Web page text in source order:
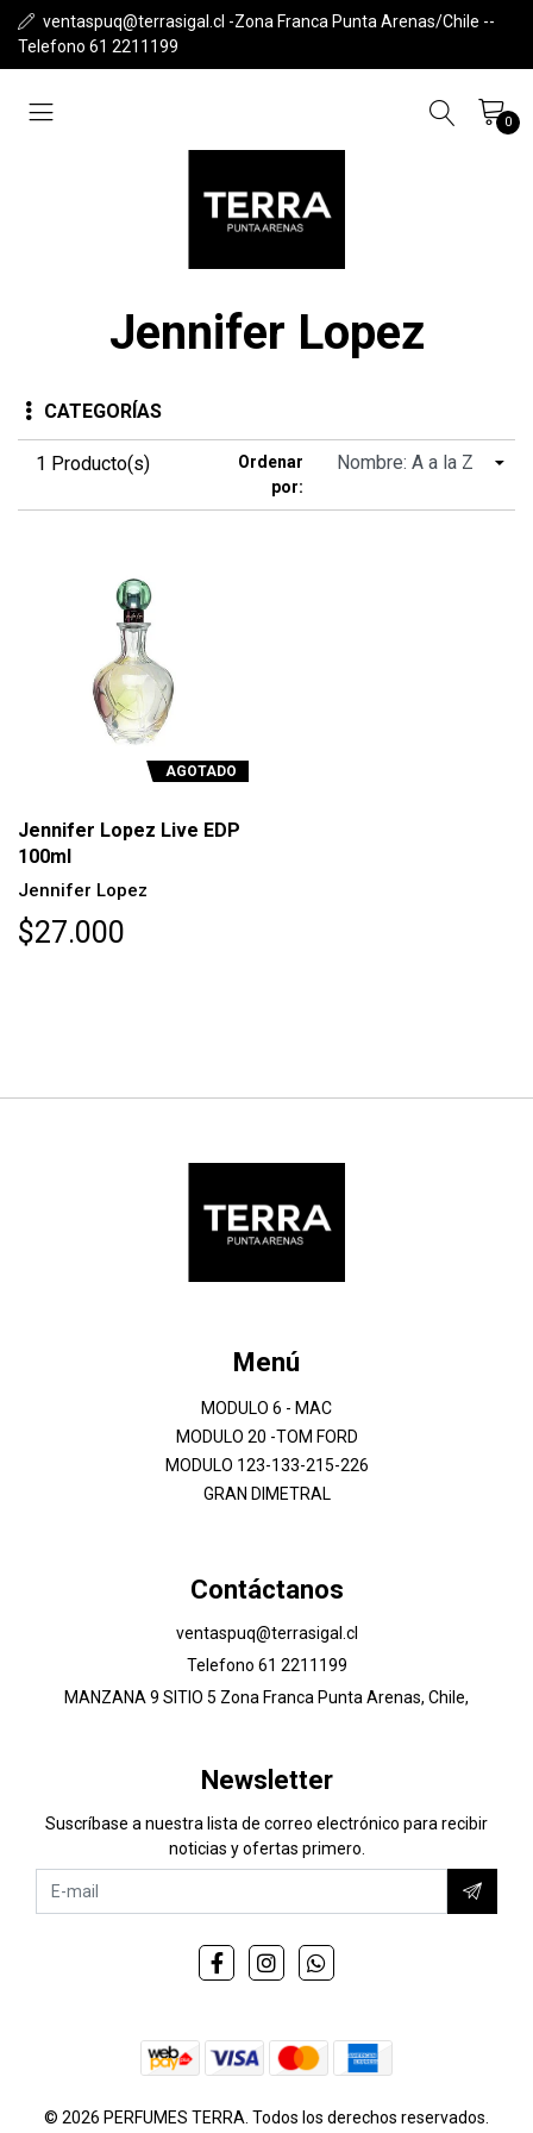
ventaspuq@terrasigal.cl -Zona Franca Punta Arenas/Chile --
Telefono 61 2211199
0
Jennifer Lopez
CATEGORÍAS
1 Producto(s)
Ordenar
por:
AGOTADO
Jennifer Lopez Live EDP
100ml
Jennifer Lopez
$27.000
Menú
MODULO 6 - MAC
MODULO 20 -TOM FORD
MODULO 123-133-215-226
GRAN DIMETRAL
Contáctanos
ventaspuq@terrasigal.cl
Telefono 61 2211199
MANZANA 9 SITIO 5 Zona Franca Punta Arenas, Chile,
Newsletter
Suscríbase a nuestra lista de correo electrónico para recibir
noticias y ofertas primero.
© 2026 PERFUMES TERRA. Todos los derechos reservados.